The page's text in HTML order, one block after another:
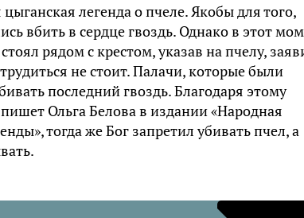
легенда о пчеле. Якобы для того,
вбить в сердце гвоздь. Однако в этот
рядом с крестом, указав на пчелу,
не стоит. Палачи, которые были
последний гвоздь. Благодаря этому
Ольга Белова в издании «Народная
тогда же Бог запретил убивать пчел, а